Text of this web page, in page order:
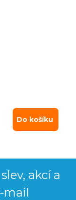
Do košíku
akcí a
mail